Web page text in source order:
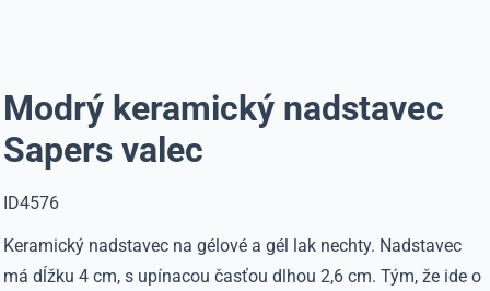
Modrý keramický nadstavec
Sapers valec
ID4576
Keramický nadstavec na gélové a gél lak nechty. Nadstavec
má dĺžku 4 cm, s upínacou časťou dlhou 2,6 cm. Tým, že ide o